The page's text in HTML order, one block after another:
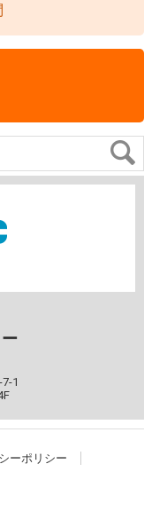
1
ーポリシー